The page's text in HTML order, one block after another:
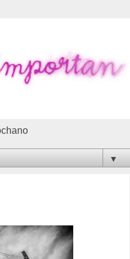
▼